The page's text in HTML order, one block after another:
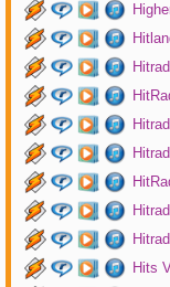
Hits